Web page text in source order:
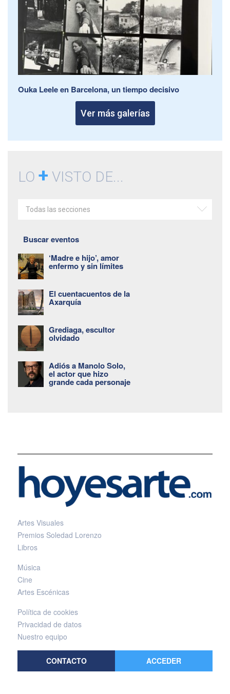
Ouka Leele en Barcelona, un tiempo decisivo
Ver más galerías
LO + VISTO DE...
Todas las secciones
Buscar eventos
‘Madre e hijo’, amor
enfermo y sin límites
El cuentacuentos de la
Axarquía
Grediaga, escultor
olvidado
Adiós a Manolo Solo,
el actor que hizo
grande cada personaje
Artes Visuales
Premios Soledad Lorenzo
Libros
Música
Cine
Artes Escénicas
Política de cookies
Privacidad de datos
Nuestro equipo
CONTACTO ACCEDER